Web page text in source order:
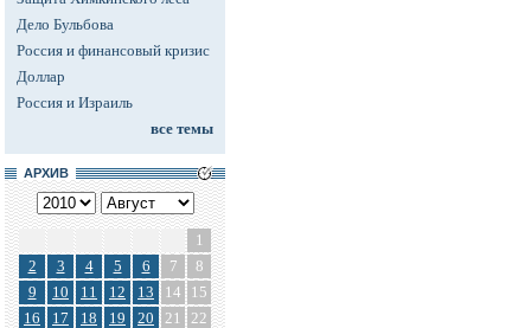
Дело Бульбова
Россия и финансовый кризис
Доллар
Россия и Израиль
все темы
АРХИВ
1
2
3 4 5 6 7
8
9
10 11 12 13 14
15
16
17 18 19 20 21
22